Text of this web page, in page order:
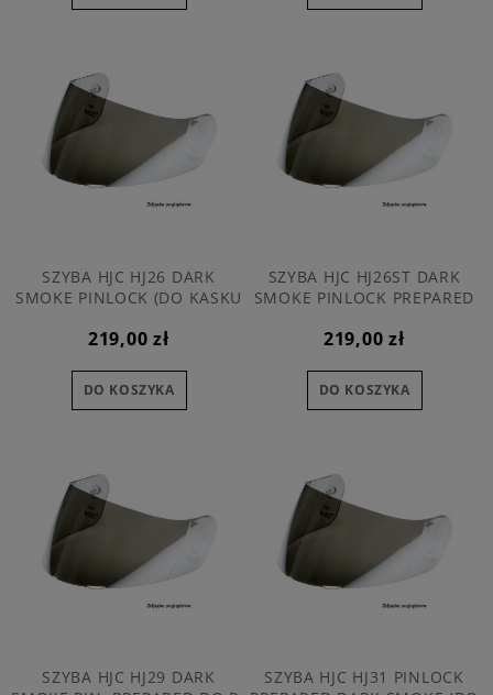
SZYBA HJC HJ26 DARK
SMOKE PINLOCK (DO KASKU
219,00 zł
DO KOSZYKA
SZYBA HJC HJ26ST DARK
SMOKE PINLOCK PREPARED
219,00 zł
DO KOSZYKA
SZYBA HJC HJ29 DARK
SZYBA HJC HJ31 PINLOCK